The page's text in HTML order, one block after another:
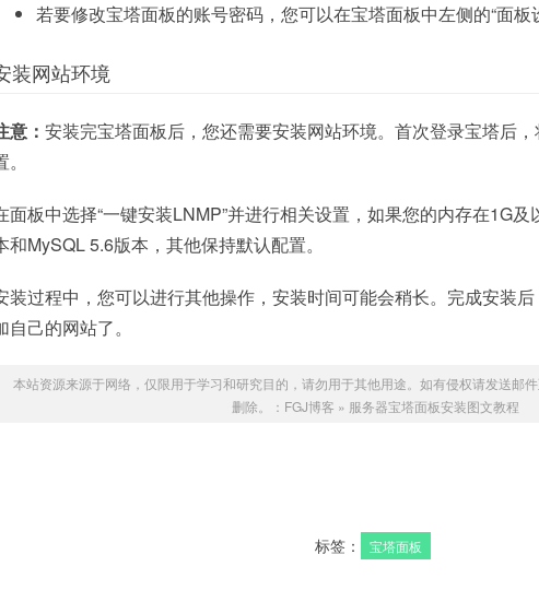
若要修改宝塔面板的账号密码，您可以在宝塔面板中左侧的“面板
装网站环境
意： 安装完宝塔面板后，您还需要安装网站环境。首次登录宝塔后
面板中选择“一键安装LNMP”并进行相关设置，如果您的内存在1G
和MySQL 5.6版本，其他保持默认配置。
装过程中，您可以进行其他操作，安装时间可能会稍长。完成安装
自己的网站了。
本站资源来源于网络，仅限用于学习和研究目的，请勿用于其他用途。如有侵权请发送邮
删除。： FGJ博客 » 服务器宝塔面板安装图文教程
标签： 宝塔面板